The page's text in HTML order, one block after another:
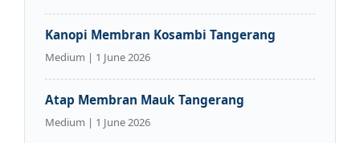
Kanopi Membran Kosambi Tangerang
Medium | 1 June 2026
Atap Membran Mauk Tangerang
Medium | 1 June 2026